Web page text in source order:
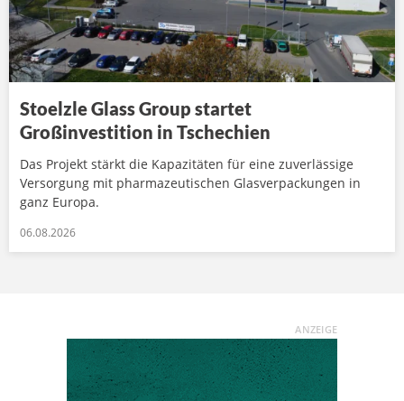
Stoelzle Glass Group startet
Großinvestition in Tschechien
Das Projekt stärkt die Kapazitäten für eine zuverlässige
Versorgung mit pharmazeutischen Glasverpackungen in
ganz Europa.
06.08.2026
ANZEIGE